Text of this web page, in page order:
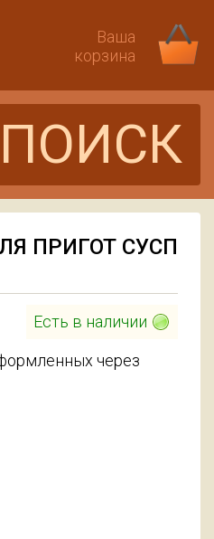
Ваша
корзина
ПОИСК
ПРИГОТ СУСП
Есть в наличии
через